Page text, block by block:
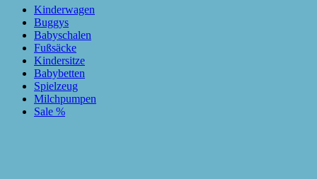
Kinderwagen
Buggys
Babyschalen
Fußsäcke
Kindersitze
Babybetten
Spielzeug
Milchpumpen
Sale %